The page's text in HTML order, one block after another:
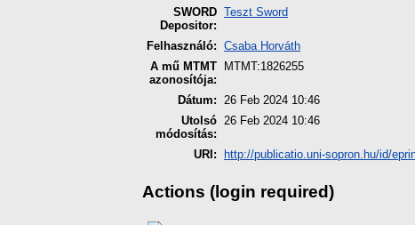
SWORD
Depositor:
Teszt Sword
Felhasználó: Csaba Horváth
A mű MTMT
azonosítója:
MTMT:1826255
Dátum: 26 Feb 2024 10:46
Utolsó
módosítás:
26 Feb 2024 10:46
URI: http://publicatio.uni-sopron.hu/id/
Actions (login required)